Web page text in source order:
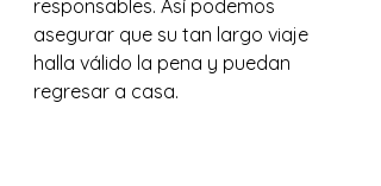
responsables. Así podemos
asegurar que su tan largo viaje
halla válido la pena y puedan
regresar a casa.